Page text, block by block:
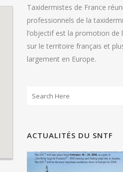
Taxidermistes de France
professionnels de la
l’objectif est la promotion de
sur le territoire français et
largement en Europe.
ACTUALITÉS DU SNTF